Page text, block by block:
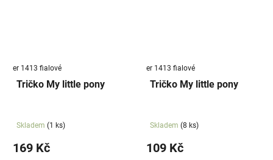
er 1413 fialové
Tričko My little pony
Skladem (1 ks)
169 Kč
er 1413 fialové
Tričko My little pony
Skladem (8 ks)
109 Kč